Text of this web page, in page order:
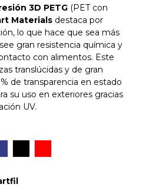
3D PETG (PET con
Materials destaca por
lo que hace que sea más
gran resistencia química y
con alimentos. Este
translúcidas y de gran
de transparencia en estado
su uso en exteriores gracias
UV.